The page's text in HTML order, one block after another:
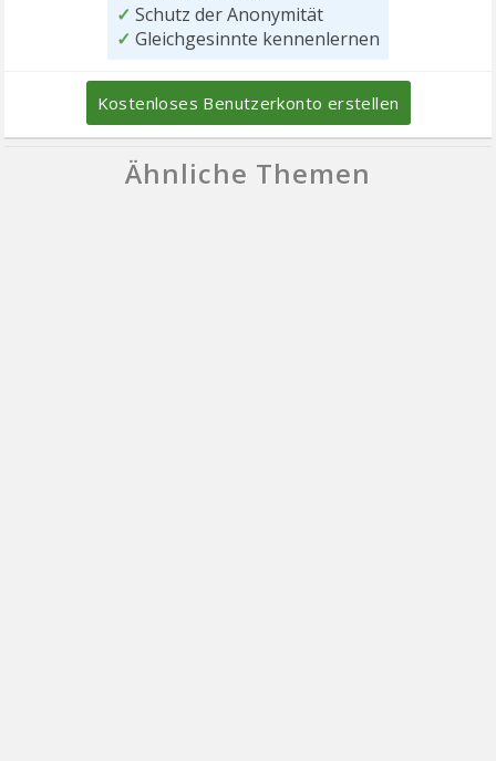
✓ Schutz der Anonymität
✓ Gleichgesinnte kennenlernen
Kostenloses Benutzerkonto erstellen
Ähnliche Themen